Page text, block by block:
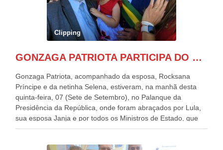
Clipping
GONZAGA PATRIOTA PARTICIPA DO DESFILE DA INDEPENDÊNCIA NO PALANQUE DA PRESIDÊNCIA DA REPÚBLICA E É ABRAÇADO POR LULA E POR GERALDO ALCKMIN.
Gonzaga Patriota, acompanhado da esposa, Rocksana
Príncipe e da netinha Selena, estiveram, na manhã desta
quinta-feira, 07 (Sete de Setembro), no Palanque da
Presidência da República, onde foram abraçados por Lula,
sua esposa Janja e por todos os Ministros de Estado, que
estavam presentes, nos Desfiles da Independência da